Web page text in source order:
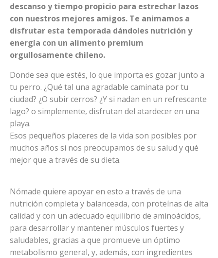
descanso y tiempo propicio para estrechar lazos
con nuestros mejores amigos. Te animamos a
disfrutar esta temporada dándoles nutrición y
energía con un alimento premium
orgullosamente chileno.
Donde sea que estés, lo que importa es gozar junto a
tu perro. ¿Qué tal una agradable caminata por tu
ciudad? ¿O subir cerros? ¿Y si nadan en un refrescante
lago? o simplemente, disfrutan del atardecer en una
playa.
Esos pequeños placeres de la vida son posibles por
muchos años si nos preocupamos de su salud y qué
mejor que a través de su dieta.
Nómade quiere apoyar en esto a través de una
nutrición completa y balanceada, con proteínas de alta
calidad y con un adecuado equilibrio de aminoácidos,
para desarrollar y mantener músculos fuertes y
saludables, gracias a que promueve un óptimo
metabolismo general, y, además, con ingredientes